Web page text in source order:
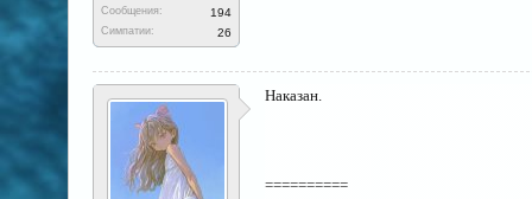
Сообщения: 194
Симпатии: 26
Наказан.
==========